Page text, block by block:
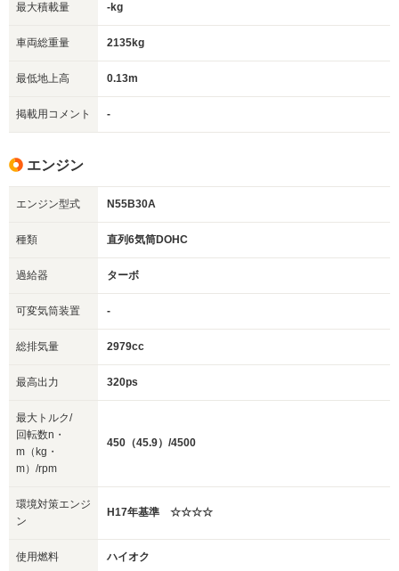
最大積載量 -kg
車両総重量 2135kg
最低地上高 0.13m
掲載用コメント -
エンジン
エンジン型式 N55B30A
種類 直列6気筒DOHC
過給器 ターボ
可変気筒装置 -
総排気量 2979cc
最高出力 320ps
最大トルク/
回転数n・
m（kg・
m）/rpm
450（45.9）/4500
環境対策エンジ
ン
H17年基準 ☆☆☆☆
使用燃料 ハイオク